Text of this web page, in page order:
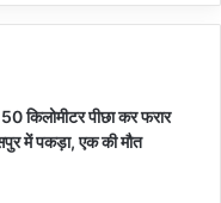
किलोमीटर पीछा कर फरार
में पकड़ा, एक की मौत